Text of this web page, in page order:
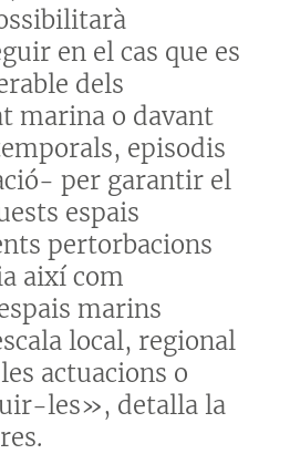
en el cas que es
dels
marina o davant
episodis
per garantir el
espais
pertorbacions
així com
marins
local, regional
actuacions o
les», detalla la